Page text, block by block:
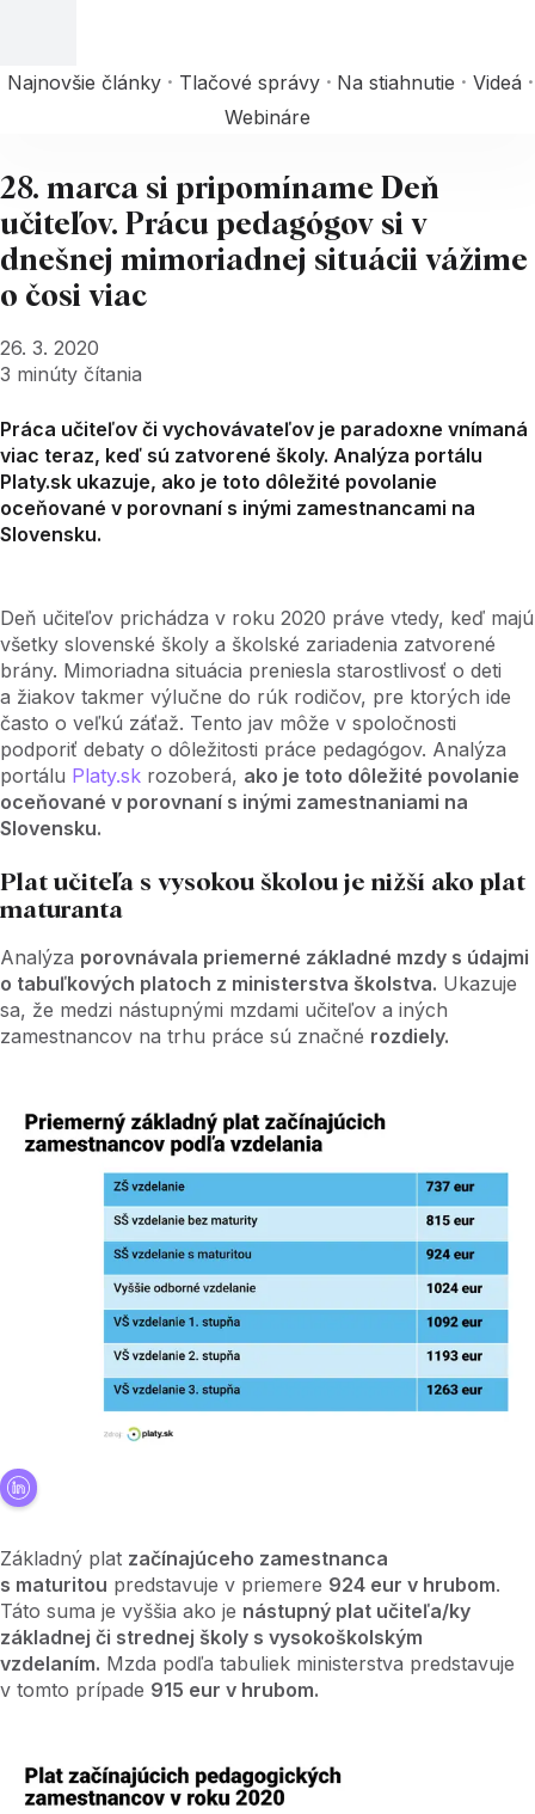
Najnovšie články Tlačové správy Na stiahnutie
Videá
Webináre
28. marca si pripomíname Deň
učiteľov. Prácu pedagógov si v
dnešnej mimoriadnej situácii vážime
o čosi viac
26. 3. 2020
3 minúty čítania
Práca učiteľov či vychovávateľov je paradoxne vnímaná
viac teraz, keď sú zatvorené školy. Analýza portálu
Platy.sk ukazuje, ako je toto dôležité povolanie
oceňované v porovnaní s inými zamestnancami na
Slovensku.
Deň učiteľov prichádza v roku 2020 práve vtedy, keď majú
všetky slovenské školy a školské zariadenia zatvorené
brány. Mimoriadna situácia preniesla starostlivosť o deti
a žiakov takmer výlučne do rúk rodičov, pre ktorých ide
často o veľkú záťaž. Tento jav môže v spoločnosti
podporiť debaty o dôležitosti práce pedagógov. Analýza
portálu Platy.sk rozoberá, ako je toto dôležité povolanie
oceňované v porovnaní s inými zamestnaniami na
Slovensku.
Plat učiteľa s vysokou školou je nižší ako plat
maturanta
Analýza porovnávala priemerné základné mzdy s údajmi
o tabuľkových platoch z ministerstva školstva. Ukazuje
sa, že medzi nástupnými mzdami učiteľov a iných
zamestnancov na trhu práce sú značné rozdiely.
Základný plat začínajúceho zamestnanca
s maturitou predstavuje v priemere 924 eur v hrubom.
Táto suma je vyššia ako je nástupný plat učiteľa/ky
základnej či strednej školy s vysokoškolským
vzdelaním. Mzda podľa tabuliek ministerstva predstavuje
v tomto prípade 915 eur v hrubom.